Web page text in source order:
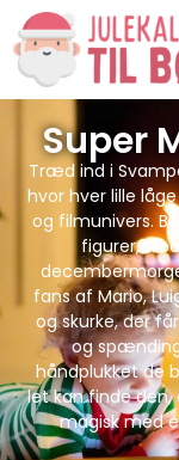
Super
Træd ind i
hvor hver lille
og filmunivers.
figurer,
fans af Mario,
og skurke, der
og
håndplukket de
let kan finde
magisk med